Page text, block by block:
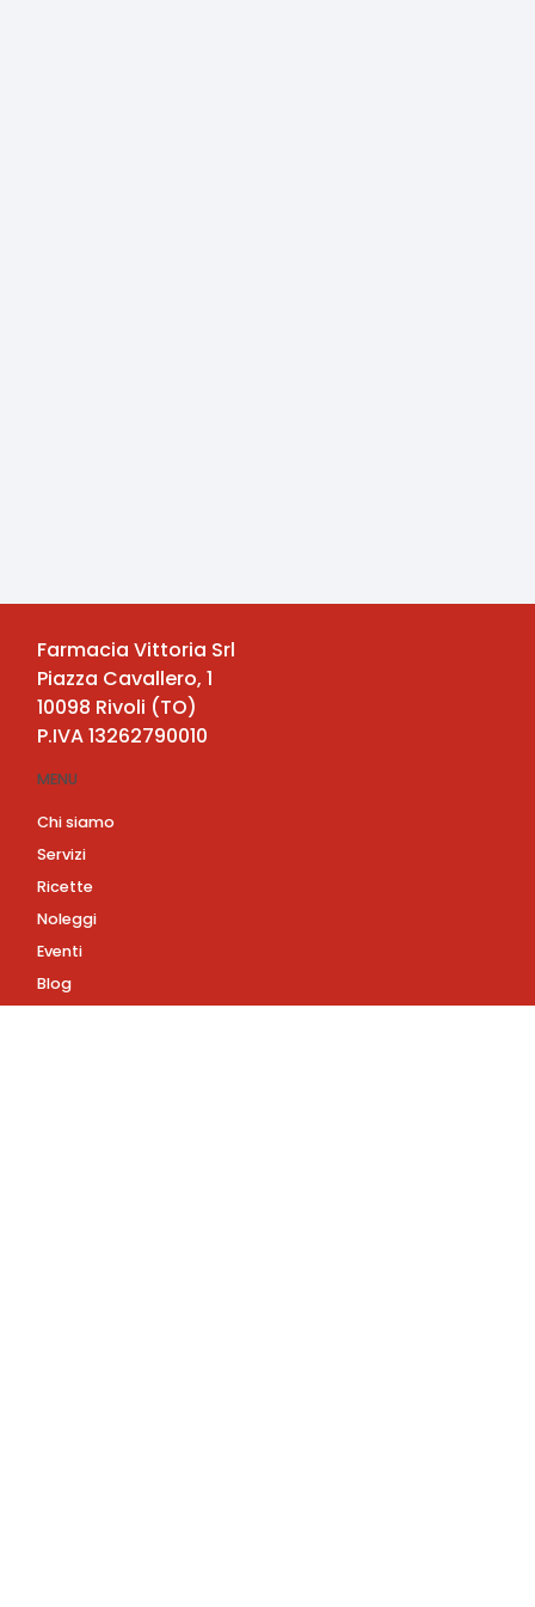
Farmacia Vittoria Srl
Piazza Cavallero, 1
10098 Rivoli (TO)
P.IVA13262790010
MENU
Chi siamo
Servizi
Ricette
Noleggi
Eventi
Blog